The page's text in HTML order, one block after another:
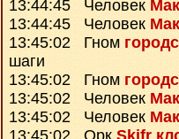
13:44:45 Человек
13:44:45 Человек
13:45:02 Гном
шаги
13:45:02 Гном
13:45:02 Человек
13:45:02 Человек
13:45:02 Орк Skifr